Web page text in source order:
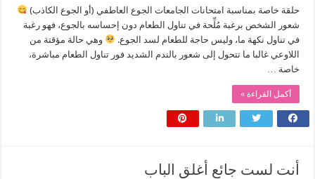
حلقة خاصة بمناسبة امتحانات الجامعات الجوع العاطفي (أو الجوع الكاذب)
شعور الشخص برغبة مُلِّحة في تناول الطعام دون إحساسه بالجوع، فهو رغبة
في تناول نكهة ما، وليس حاجة للطعام لسد الجوع.
وهي حالة مؤقتة من
اللاوعي غالبا ما تتحول إلى شعور بالندم الشديد فور تناول الطعام مباشرة،
خاصة …
أكمل القراءة »
أنت لست جائع أغلق الباب